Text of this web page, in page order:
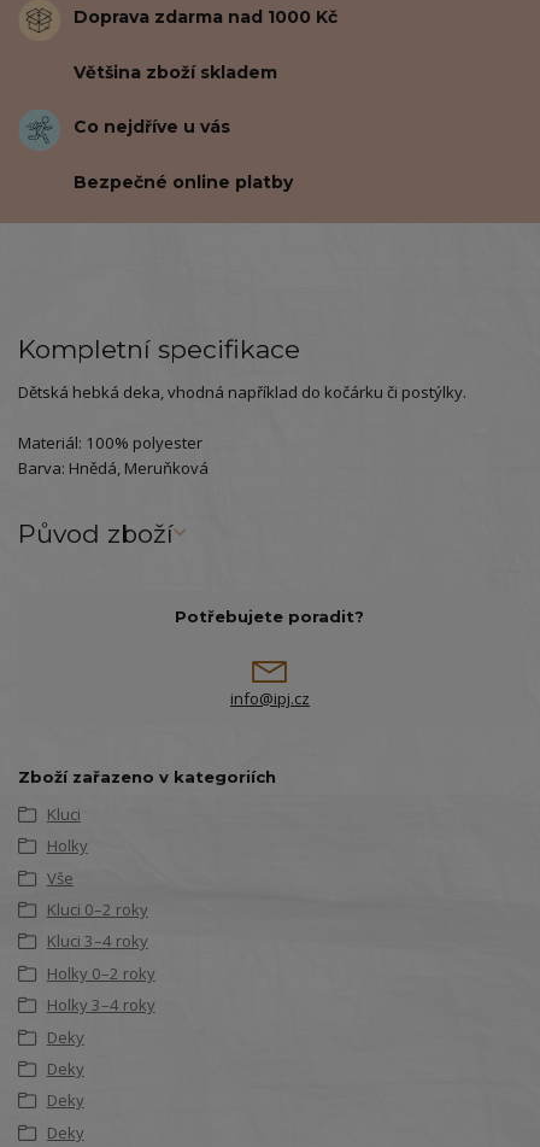
Doprava zdarma nad 1000 Kč
Většina zboží skladem
Co nejdříve u vás
Bezpečné online platby
Kompletní specifikace
Dětská hebká deka, vhodná například do kočárku či postýlky.
Materiál: 100% polyester
Barva: Hnědá, Meruňková
Původ zboží
Potřebujete poradit?
info@ipj.cz
Zboží zařazeno v kategoriích
Kluci
Holky
Vše
Kluci 0–2 roky
Kluci 3–4 roky
Holky 0–2 roky
Holky 3–4 roky
Deky
Deky
Deky
Deky